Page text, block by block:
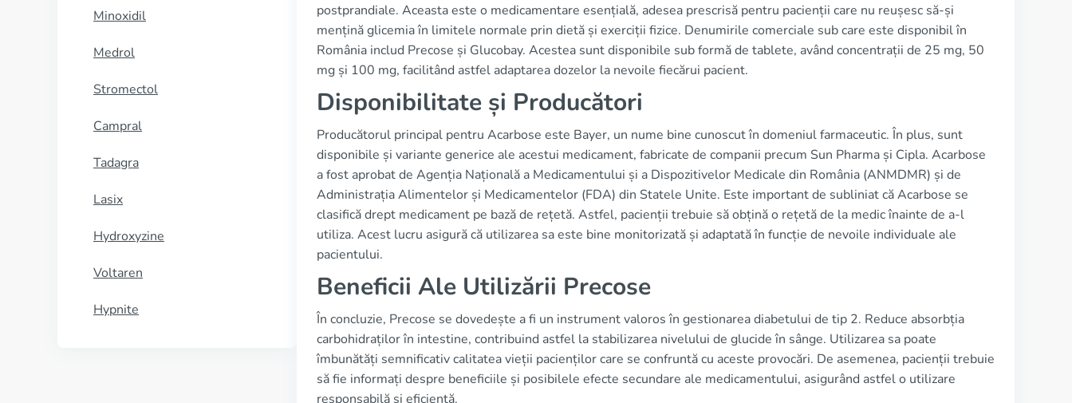
Minoxidil
Medrol
Stromectol
Campral
Tadagra
Lasix
Hydroxyzine
Voltaren
Hypnite
postprandiale. Aceasta este o medicamentare esențială, adesea prescrisă pentru pacienții care nu reușesc să-și
mențină glicemia în limitele normale prin dietă și exerciții fizice. Denumirile comerciale sub care este disponibil în
România includ Precose și Glucobay. Acestea sunt disponibile sub formă de tablete, având concentrații de 25 mg, 50
mg și 100 mg, facilitând astfel adaptarea dozelor la nevoile fiecărui pacient.
Disponibilitate și Producători
Producătorul principal pentru Acarbose este Bayer, un nume bine cunoscut în domeniul farmaceutic. În plus, sunt
disponibile și variante generice ale acestui medicament, fabricate de companii precum Sun Pharma și Cipla. Acarbose
a fost aprobat de Agenția Națională a Medicamentului și a Dispozitivelor Medicale din România (ANMDMR) și de
Administrația Alimentelor și Medicamentelor (FDA) din Statele Unite. Este important de subliniat că Acarbose se
clasifică drept medicament pe bază de rețetă. Astfel, pacienții trebuie să obțină o rețetă de la medic înainte de a-l
utiliza. Acest lucru asigură că utilizarea sa este bine monitorizată și adaptată în funcție de nevoile individuale ale
pacientului.
Beneficii Ale Utilizării Precose
În concluzie, Precose se dovedește a fi un instrument valoros în gestionarea diabetului de tip 2. Reduce absorbția
carbohidraților în intestine, contribuind astfel la stabilizarea nivelului de glucide în sânge. Utilizarea sa poate
îmbunătăți semnificativ calitatea vieții pacienților care se confruntă cu aceste provocări. De asemenea, pacienții trebuie
să fie informați despre beneficiile și posibilele efecte secundare ale medicamentului, asigurând astfel o utilizare
responsabilă și eficientă.